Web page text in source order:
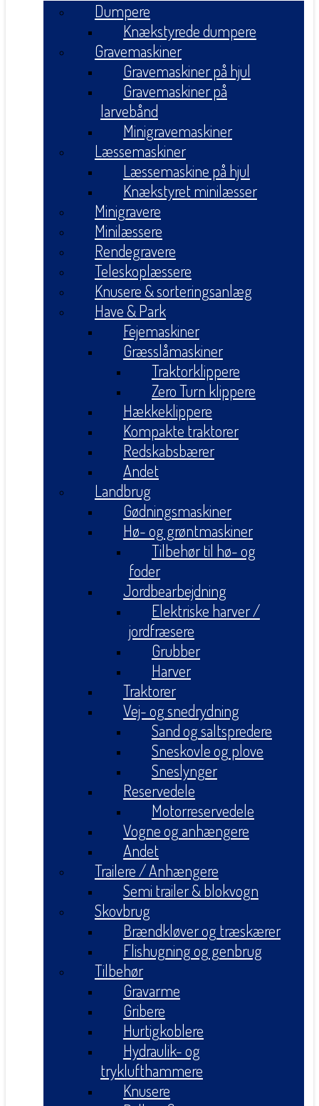
Dumpere
Knækstyrede dumpere
Gravemaskiner
Gravemaskiner på hjul
Gravemaskiner på
larvebånd
Minigravemaskiner
Læssemaskiner
Læssemaskine på hjul
Knækstyret minilæsser
Minigravere
Minilæssere
Rendegravere
Teleskoplæssere
Knusere & sorteringsanlæg
Have & Park
Fejemaskiner
Græsslåmaskiner
Traktorklippere
Zero Turn klippere
Hækkeklippere
Kompakte traktorer
Redskabsbærer
Andet
Landbrug
Gødningsmaskiner
Hø- og grøntmaskiner
Tilbehør til hø- og
foder
Jordbearbejdning
Elektriske harver /
jordfræsere
Grubber
Harver
Traktorer
Vej- og snedrydning
Sand og saltspredere
Sneskovle og plove
Sneslynger
Reservedele
Motorreservedele
Vogne og anhængere
Andet
Trailere / Anhængere
Semi trailer & blokvogn
Skovbrug
Brændkløver og træskærer
Flishugning og genbrug
Tilbehør
Gravarme
Gribere
Hurtigkoblere
Hydraulik- og
tryklufthammere
Knusere